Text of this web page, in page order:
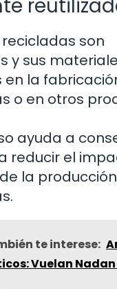
recicladas son
y sus
en la
o en otros
ayuda a
reducir el
la
te interese:
Vuelan Nadan